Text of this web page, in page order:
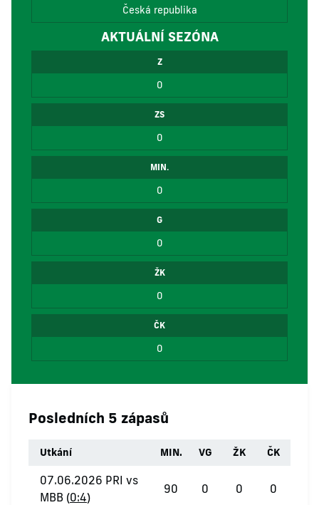
Česká republika
AKTUÁLNÍ SEZÓNA
Z
0
ZS
0
MIN.
0
G
0
ŽK
0
ČK
0
Posledních 5 zápasů
Utkání MIN. VG ŽK ČK
07.06.2026 PRI vs
MBB (0:4)
90 0 0 0